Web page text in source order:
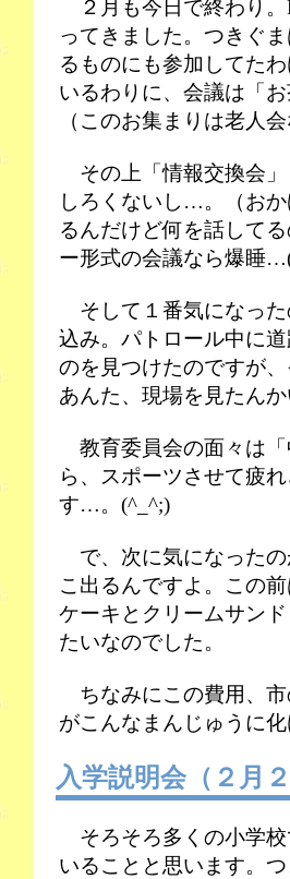
２月も今日で終わり。
ってきました。つきぐ
るものにも参加してた
いるわりに、会議は「
（このお集まりは老人
その上「情報交換会」
しろくないし…。（お
るんだけど何を話して
ー形式の会議なら爆睡
そして１番気になった
込み。パトロール中に
のを見つけたのですが
あんた、現場を見たん
教育委員会の面々は「
ら、スポーツさせて疲
す…。(^_^;)
で、次に気になったの
こ出るんですよ。この
ケーキとクリームサン
たいなのでした。
ちなみにこの費用、市
がこんなまんじゅうに
入学説明会（２月
そろそろ多くの小学校
いることと思います。